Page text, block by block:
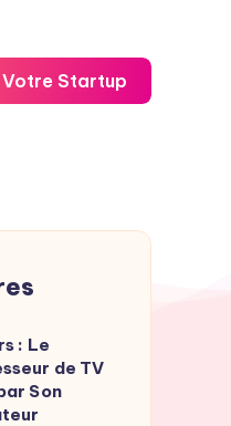
Startup
: Le
de TV
Son